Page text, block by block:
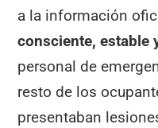
a la información
consciente, estable
personal de
resto de los
presentaban